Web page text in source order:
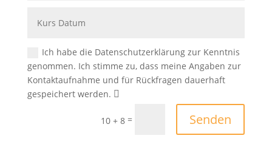
Ich habe die Datenschutzerklärung zur Kenntnis
genommen. Ich stimme zu, dass meine Angaben zur
Kontaktaufnahme und für Rückfragen dauerhaft
gespeichert werden.
10 + 8 = Senden